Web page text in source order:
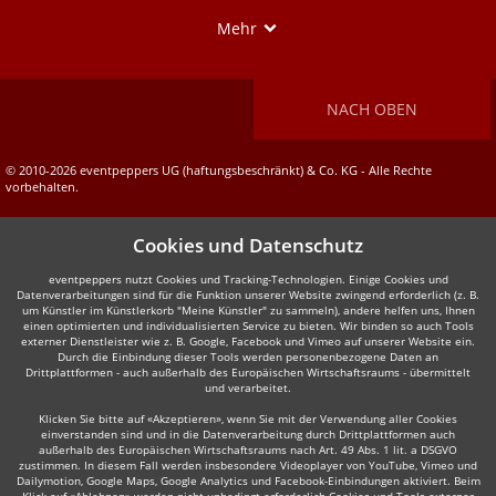
Mehr
NACH OBEN
© 2010-2026 eventpeppers UG (haftungsbeschränkt) & Co. KG - Alle Rechte
vorbehalten.
Cookies und Datenschutz
eventpeppers nutzt Cookies und Tracking-Technologien. Einige Cookies und
Datenverarbeitungen sind für die Funktion unserer Website zwingend erforderlich (z. B.
um Künstler im Künstlerkorb "Meine Künstler" zu sammeln), andere helfen uns, Ihnen
einen optimierten und individualisierten Service zu bieten. Wir binden so auch Tools
externer Dienstleister wie z. B. Google, Facebook und Vimeo auf unserer Website ein.
Durch die Einbindung dieser Tools werden personenbezogene Daten an
Drittplattformen - auch außerhalb des Europäischen Wirtschaftsraums - übermittelt
und verarbeitet.
Klicken Sie bitte auf «Akzeptieren», wenn Sie mit der Verwendung aller Cookies
einverstanden sind und in die Datenverarbeitung durch Drittplattformen auch
außerhalb des Europäischen Wirtschaftsraums nach Art. 49 Abs. 1 lit. a DSGVO
zustimmen. In diesem Fall werden insbesondere Videoplayer von YouTube, Vimeo und
Dailymotion, Google Maps, Google Analytics und Facebook-Einbindungen aktiviert. Beim